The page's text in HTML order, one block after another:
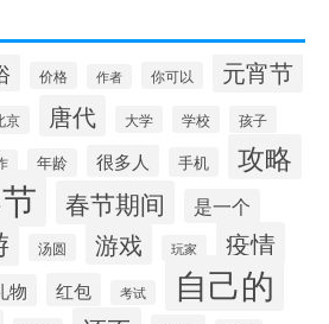
价格 作者 你可以 元宵节
京 唐代 大学 学校 孩子
年龄 很多人 手机 攻略
春节期间 是一个
汤圆 游戏 玩家 疫情
物 红包 考试 自己的